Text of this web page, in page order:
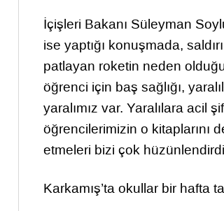
İçişleri Bakanı Süleyman
ise yaptığı konuşmada,
patlayan roketin neden
öğrenci için baş sağlığı,
yaralımız var. Yaralılara acil
öğrencilerimizin o kitaplarını
etmeleri bizi çok
Karkamış’ta okullar bir hafta